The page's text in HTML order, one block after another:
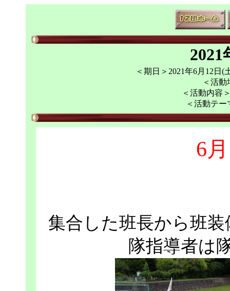
2021
＜期日＞2021年6月12日(
＜活
＜活動内容
＜活動テ
6
集合した班長から班
隊指導者は